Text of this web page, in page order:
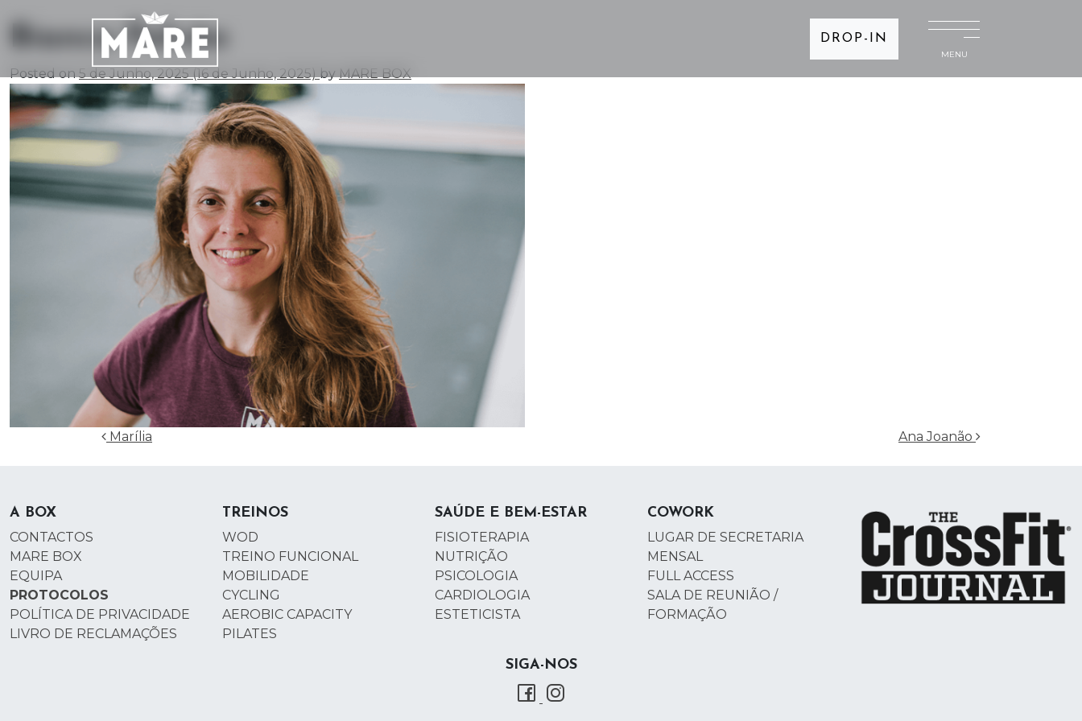
Main Navigation
DROP-IN
MENU
Bianca Falcão
Posted on5 de Junho, 2025(16 de Junho, 2025)by MARE BOX
Navegação nos Posts
Marília Ana Joanão
A BOX
CONTACTOS
MARE BOX
EQUIPA
PROTOCOLOS
POLÍTICA DE PRIVACIDADE
LIVRO DE RECLAMAÇÕES
TREINOS
WOD
TREINO FUNCIONAL
MOBILIDADE
CYCLING
AEROBIC CAPACITY
PILATES
SAÚDE E BEM-ESTAR
FISIOTERAPIA
NUTRIÇÃO
PSICOLOGIA
CARDIOLOGIA
ESTETICISTA
COWORK
LUGAR DE SECRETARIA
MENSAL
FULL ACCESS
SALA DE REUNIÃO /
FORMAÇÃO
SIGA-NOS